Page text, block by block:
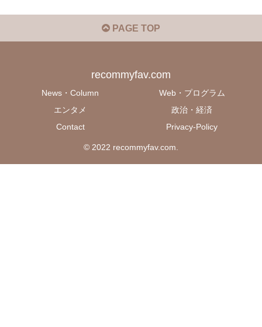
PAGE TOP
recommyfav.com
News・Column
Web・プログラム
エンタメ
政治・経済
Contact
Privacy-Policy
© 2022 recommyfav.com.